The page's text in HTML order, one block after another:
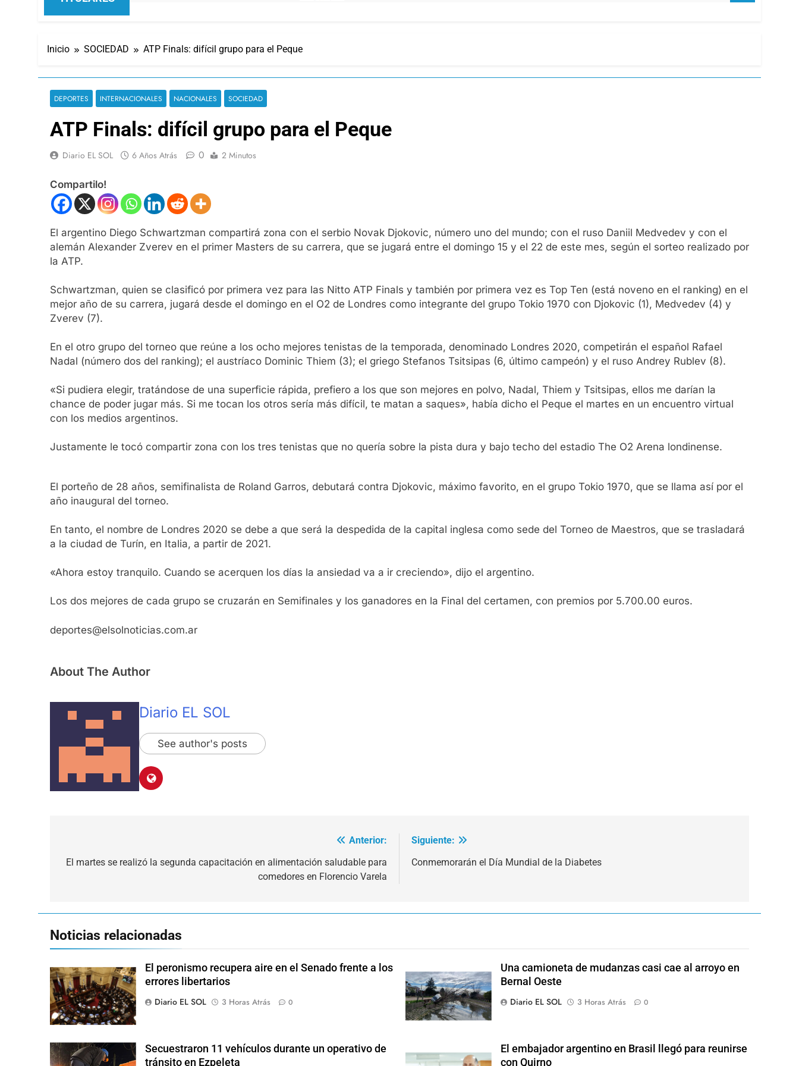
Inicio SOCIEDAD ATP Finals: difícil grupo para el Peque
DEPORTES INTERNACIONALES NACIONALES SOCIEDAD
ATP Finals: difícil grupo para el Peque
Diario EL SOL 6 Años Atrás 0 2 Minutos
Compartilo!
El argentino Diego Schwartzman compartirá zona con el serbio Novak Djokovic, número uno del mundo; con el ruso Daniil Medvedev y con el
alemán Alexander Zverev en el primer Masters de su carrera, que se jugará entre el domingo 15 y el 22 de este mes, según el sorteo realizado por
la ATP.
Schwartzman, quien se clasificó por primera vez para las Nitto ATP Finals y también por primera vez es Top Ten (está noveno en el ranking) en el
mejor año de su carrera, jugará desde el domingo en el O2 de Londres como integrante del grupo Tokio 1970 con Djokovic (1), Medvedev (4) y
Zverev (7).
En el otro grupo del torneo que reúne a los ocho mejores tenistas de la temporada, denominado Londres 2020, competirán el español Rafael
Nadal (número dos del ranking); el austríaco Dominic Thiem (3); el griego Stefanos Tsitsipas (6, último campeón) y el ruso Andrey Rublev (8).
«Si pudiera elegir, tratándose de una superficie rápida, prefiero a los que son mejores en polvo, Nadal, Thiem y Tsitsipas, ellos me darían la
chance de poder jugar más. Si me tocan los otros sería más difícil, te matan a saques», había dicho el Peque el martes en un encuentro virtual
con los medios argentinos.
Justamente le tocó compartir zona con los tres tenistas que no quería sobre la pista dura y bajo techo del estadio The O2 Arena londinense.
El porteño de 28 años, semifinalista de Roland Garros, debutará contra Djokovic, máximo favorito, en el grupo Tokio 1970, que se llama así por el
año inaugural del torneo.
En tanto, el nombre de Londres 2020 se debe a que será la despedida de la capital inglesa como sede del Torneo de Maestros, que se trasladará
a la ciudad de Turín, en Italia, a partir de 2021.
«Ahora estoy tranquilo. Cuando se acerquen los días la ansiedad va a ir creciendo», dijo el argentino.
Los dos mejores de cada grupo se cruzarán en Semifinales y los ganadores en la Final del certamen, con premios por 5.700.00 euros.
deportes@elsolnoticias.com.ar
About The Author
Diario EL SOL
See author's posts
de
Anterior:
El martes se realizó la segunda capacitación en alimentación saludable para
comedores en Florencio Varela
Siguiente:
Conmemorarán el Día Mundial de la Diabetes
Noticias relacionadas
El peronismo recupera aire en el Senado frente a los
errores libertarios
Diario EL SOL
3 Horas Atrás 0
Una camioneta de mudanzas casi cae al arroyo en
Bernal Oeste
Diario EL SOL
3 Horas Atrás 0
Secuestraron 11 vehículos durante un operativo de
tránsito en Ezpeleta
El embajador argentino en Brasil llegó para reunirse
con Quirno